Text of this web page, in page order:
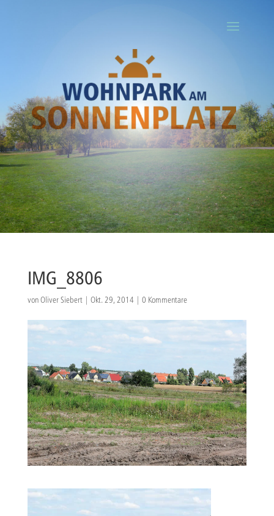
Ihr Titel
Your content goes here. Edit or remove this text inline or in the
module Content settings. You can also style every aspect of this
content in the module Design settings and even apply custom CSS
to this text in the module Advanced settings.
IMG_8806
vonOliver Siebert| Okt. 29, 2014 | 0 Kommentare